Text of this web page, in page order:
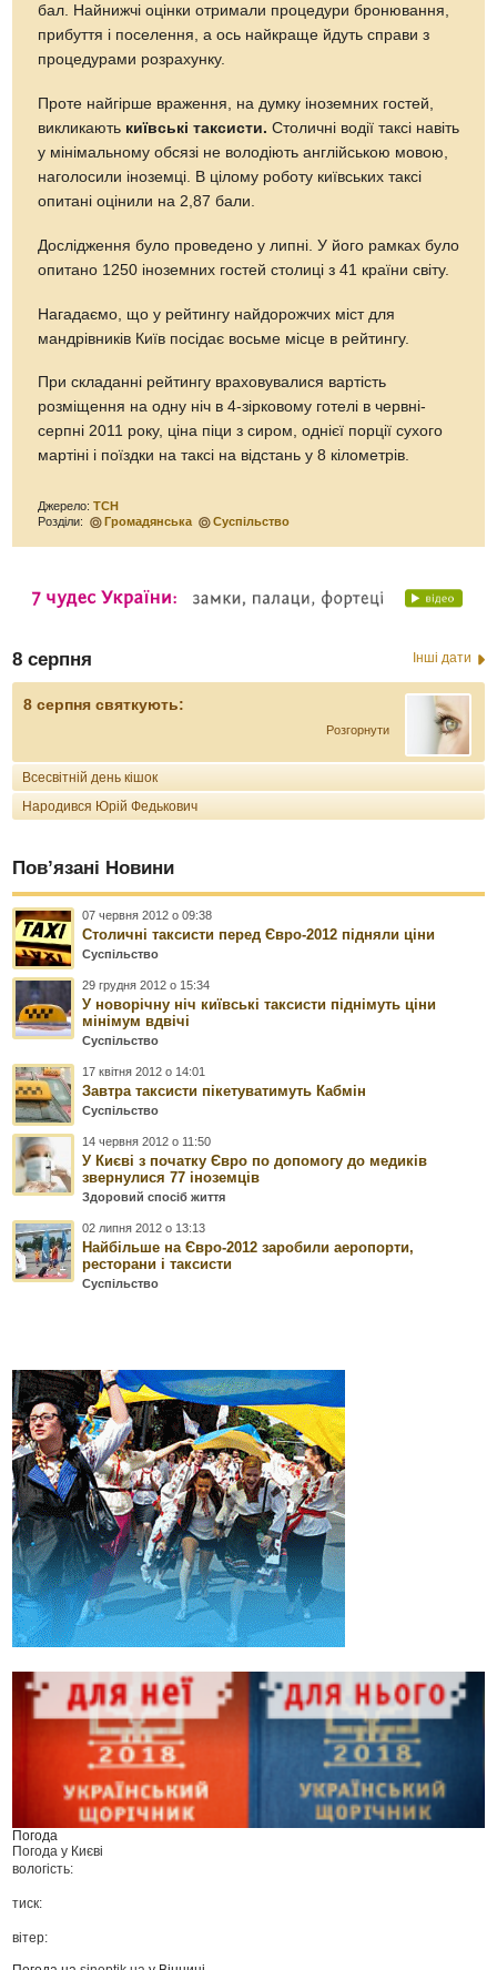
бал. Найнижчі оцінки отримали процедури бронювання,
прибуття і поселення, а ось найкраще йдуть справи з
процедурами розрахунку.
Проте найгірше враження, на думку іноземних гостей,
викликають київські таксисти. Столичні водії таксі навіть
у мінімальному обсязі не володіють англійською мовою,
наголосили іноземці. В цілому роботу київських таксі
опитані оцінили на 2,87 бали.
Дослідження було проведено у липні. У його рамках було
опитано 1250 іноземних гостей столиці з 41 країни світу.
Нагадаємо, що у рейтингу найдорожчих міст для
мандрівників Київ посідає восьме місце в рейтингу.
При складанні рейтингу враховувалися вартість
розміщення на одну ніч в 4-зірковому готелі в червні-
серпні 2011 року, ціна піци з сиром, однієї порції сухого
мартіні і поїздки на таксі на відстань у 8 кілометрів.
Джерело:ТСН
Розділи:
Громадянська Суспільство
8 серпня Інші дати
8 серпня святкують:
Розгорнути
Всесвітній день кішок
Народився Юрій Федькович
Пов’язані Новини
07 червня 2012 о 09:38
Столичні таксисти перед Євро-2012 підняли ціни
Суспільство
29 грудня 2012 о 15:34
У новорічну ніч київські таксисти піднімуть ціни
мінімум вдвічі
Суспільство
17 квітня 2012 о 14:01
Завтра таксисти пікетуватимуть Кабмін
Суспільство
14 червня 2012 о 11:50
У Києві з початку Євро по допомогу до медиків
звернулися 77 іноземців
Здоровий спосіб життя
02 липня 2012 о 13:13
Найбільше на Євро-2012 заробили аеропорти,
ресторани і таксисти
Суспільство
Погода
Погода у Києві
вологість:
тиск:
вітер: